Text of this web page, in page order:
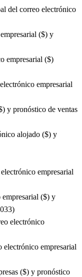
del correo electrónico
($) y
empresarial ($)
empresarial
y pronóstico de ventas
alojado ($) y
empresarial
empresarial ($) y
electrónico
electrónico empresarial
($) y pronóstico